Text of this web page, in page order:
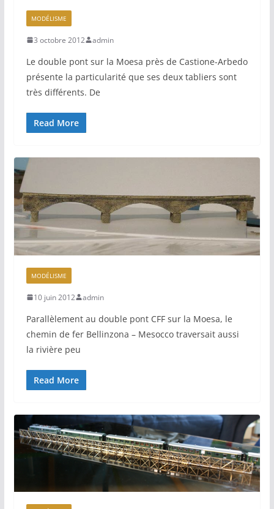
MODÉLISME
3 octobre 2012 admin
Le double pont sur la Moesa près de Castione-Arbedo
présente la particularité que ses deux tabliers sont
très différents. De
Read More
MODÉLISME
10 juin 2012 admin
Parallèlement au double pont CFF sur la Moesa, le
chemin de fer Bellinzona – Mesocco traversait aussi
la rivière peu
Read More